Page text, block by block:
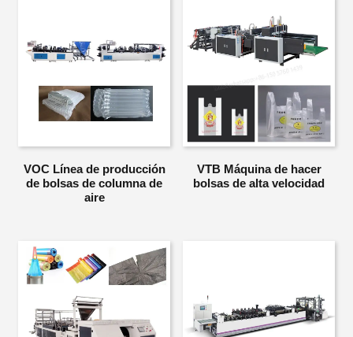
VOC Línea de producción
de bolsas de columna de
aire
VTB Máquina de hacer
bolsas de alta velocidad